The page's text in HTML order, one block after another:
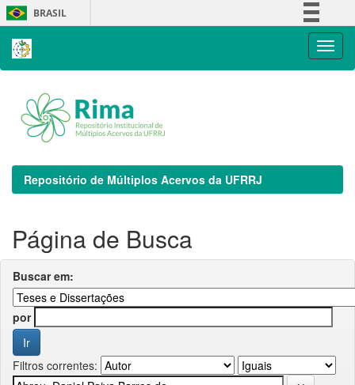
Skip
navigation
BRASIL
Repositório de Múltiplos Acervos da UFRRJ
Página de Busca
Buscar em:
por
Filtros correntes: